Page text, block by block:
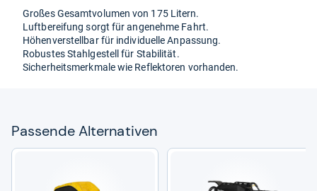
Großes Gesamt­vo­lu­men von 175 Litern.
Luft­be­rei­fung sorgt für ange­nehme Fahrt.
Höhen­ver­stell­bar für indi­vi­du­elle Anpas­sung.
Robus­tes Stahl­ge­stell für Sta­bi­li­tät.
Sicher­heits­merk­male wie Reflek­to­ren vor­han­den.
Pas­sende Alter­na­ti­ven